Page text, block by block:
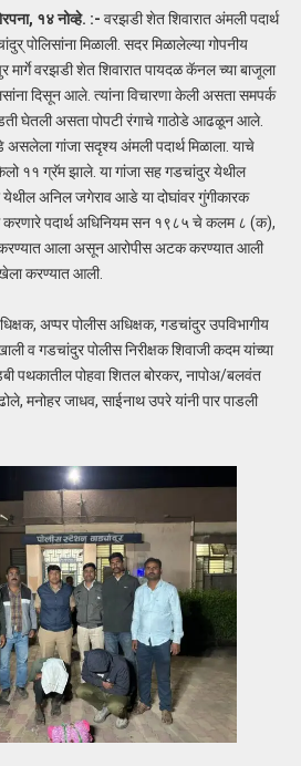
१४ नोव्हे. :- वरझडी शेत शिवारात अंमली पदार्थ
पोलिसांना मिळाली. सदर मिळालेल्या गोपनीय
मार्गे वरझडी शेत शिवारात पायदळ कॅनल च्या बाजूला
दिसून आले. त्यांना विचारणा केली असता समपर्क
घेतली असता पोपटी रंगाचे गाठोडे आढळून आले.
असलेला गांजा सदृश्य अंमली पदार्थ मिळाला. याचे
११ ग्रॅम झाले. या गांजा सह गडचांदुर येथील
अनिल जगेराव आडे या दोघांवर गुंगीकारक
करणारे पदार्थ अधिनियम सन १९८५ चे कलम ८ (क),
आला असून आरोपीस अटक करण्यात आली
करण्यात आली.
अप्पर पोलीस अधिक्षक, गडचांदुर उपविभागीय
व गडचांदुर पोलीस निरीक्षक शिवाजी कदम यांच्या
पथकातील पोहवा शितल बोरकर, नापोअ/बलवंत
मनोहर जाधव, साईनाथ उपरे यांनी पार पाडली